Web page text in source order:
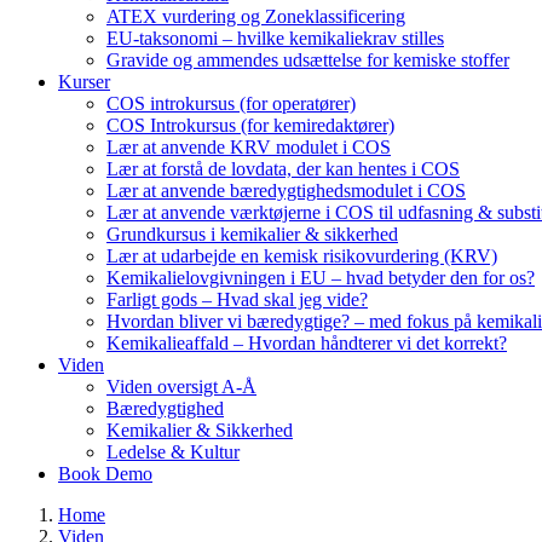
ATEX vurdering og Zoneklassificering
EU-taksonomi – hvilke kemikaliekrav stilles
Gravide og ammendes udsættelse for kemiske stoffer
Kurser
COS introkursus (for operatører)
COS Introkursus (for kemiredaktører)
Lær at anvende KRV modulet i COS
Lær at forstå de lovdata, der kan hentes i COS
Lær at anvende bæredygtighedsmodulet i COS
Lær at anvende værktøjerne i COS til udfasning &
Grundkursus i kemikalier & sikkerhed
Lær at udarbejde en kemisk risikovurdering (KRV)
Kemikalielovgivningen i EU – hvad betyder den for os?
Farligt gods – Hvad skal jeg vide?
Hvordan bliver vi bæredygtige? – med fokus på
Kemikalieaffald – Hvordan håndterer vi det korrekt?
Viden
Viden oversigt A-Å
Bæredygtighed
Kemikalier & Sikkerhed
Ledelse & Kultur
Book Demo
Home
Viden